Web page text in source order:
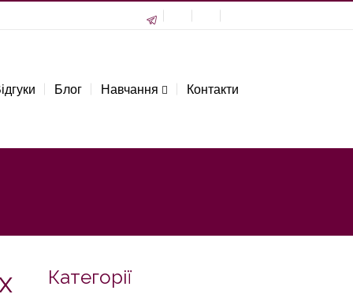
Блог Навчання Контакти
Категорії